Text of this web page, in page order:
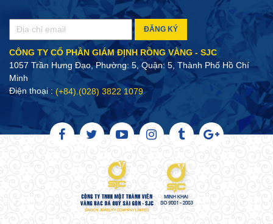
ĐĂNG KÝ
CÔNG TY CỔ PHẦN GIÁM ĐỊNH RỒNG VÀNG - SJC
1057 Trần Hưng Đạo, Phường: 5, Quận: 5, Thành Phố Hồ Chí
Minh
Điện thoại : (+84).(028) 3822 1079